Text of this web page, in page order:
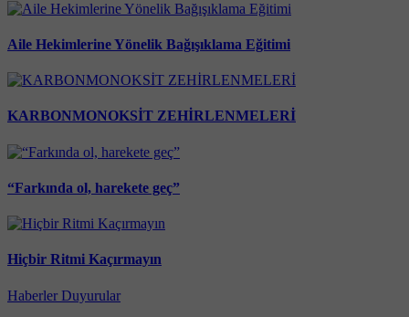
Aile Hekimlerine Yönelik Bağışıklama Eğitimi
KARBONMONOKSİT ZEHİRLENMELERİ
“Farkında ol, harekete geç”
Hiçbir Ritmi Kaçırmayın
Haberler Duyurular